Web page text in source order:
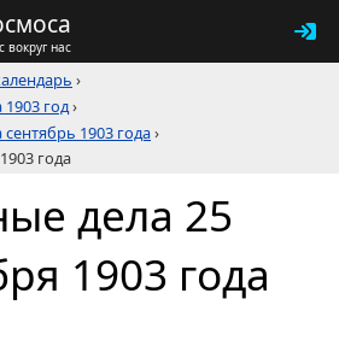
вокруг нас
›
год›
1903 года›
года
дела 25
1903 года